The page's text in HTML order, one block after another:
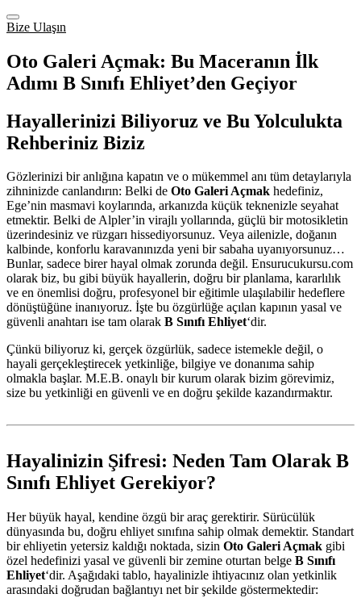
Bize Ulaşın
Oto Galeri Açmak: Bu Maceranın İlk
Adımı B Sınıfı Ehliyet’den Geçiyor
Hayallerinizi Biliyoruz ve Bu Yolculukta
Rehberiniz Biziz
Gözlerinizi bir anlığına kapatın ve o mükemmel anı tüm detaylarıyla
zihninizde canlandırın: Belki de Oto Galeri Açmak hedefiniz,
Ege’nin masmavi koylarında, arkanızda küçük teknenizle seyahat
etmektir. Belki de Alpler’in virajlı yollarında, güçlü bir motosikletin
üzerindesiniz ve rüzgarı hissediyorsunuz. Veya ailenizle, doğanın
kalbinde, konforlu karavanınızda yeni bir sabaha uyanıyorsunuz…
Bunlar, sadece birer hayal olmak zorunda değil. Ensurucukursu.com
olarak biz, bu gibi büyük hayallerin, doğru bir planlama, kararlılık
ve en önemlisi doğru, profesyonel bir eğitimle ulaşılabilir hedeflere
dönüştüğüne inanıyoruz. İşte bu özgürlüğe açılan kapının yasal ve
güvenli anahtarı ise tam olarak B Sınıfı Ehliyet‘dir.
Çünkü biliyoruz ki, gerçek özgürlük, sadece istemekle değil, o
hayali gerçekleştirecek yetkinliğe, bilgiye ve donanıma sahip
olmakla başlar. M.E.B. onaylı bir kurum olarak bizim görevimiz,
size bu yetkinliği en güvenli ve en doğru şekilde kazandırmaktır.
Hayalinizin Şifresi: Neden Tam Olarak B
Sınıfı Ehliyet Gerekiyor?
Her büyük hayal, kendine özgü bir araç gerektirir. Sürücülük
dünyasında bu, doğru ehliyet sınıfına sahip olmak demektir. Standart
bir ehliyetin yetersiz kaldığı noktada, sizin Oto Galeri Açmak gibi
özel hedefinizi yasal ve güvenli bir zemine oturtan belge B Sınıfı
Ehliyet‘dir. Aşağıdaki tablo, hayalinizle ihtiyacınız olan yetkinlik
arasındaki doğrudan bağlantıyı net bir şekilde göstermektedir: